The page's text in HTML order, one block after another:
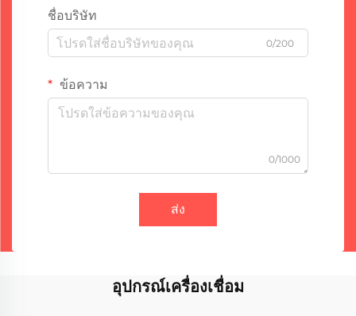
ชื่อบริษัท
0/200
ข้อความ
0/1000
ส่ง
อุปกรณ์เครื่องเชื่อม